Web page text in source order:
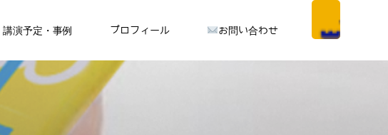
講演予定・事例 プロフィール お問い合わせ